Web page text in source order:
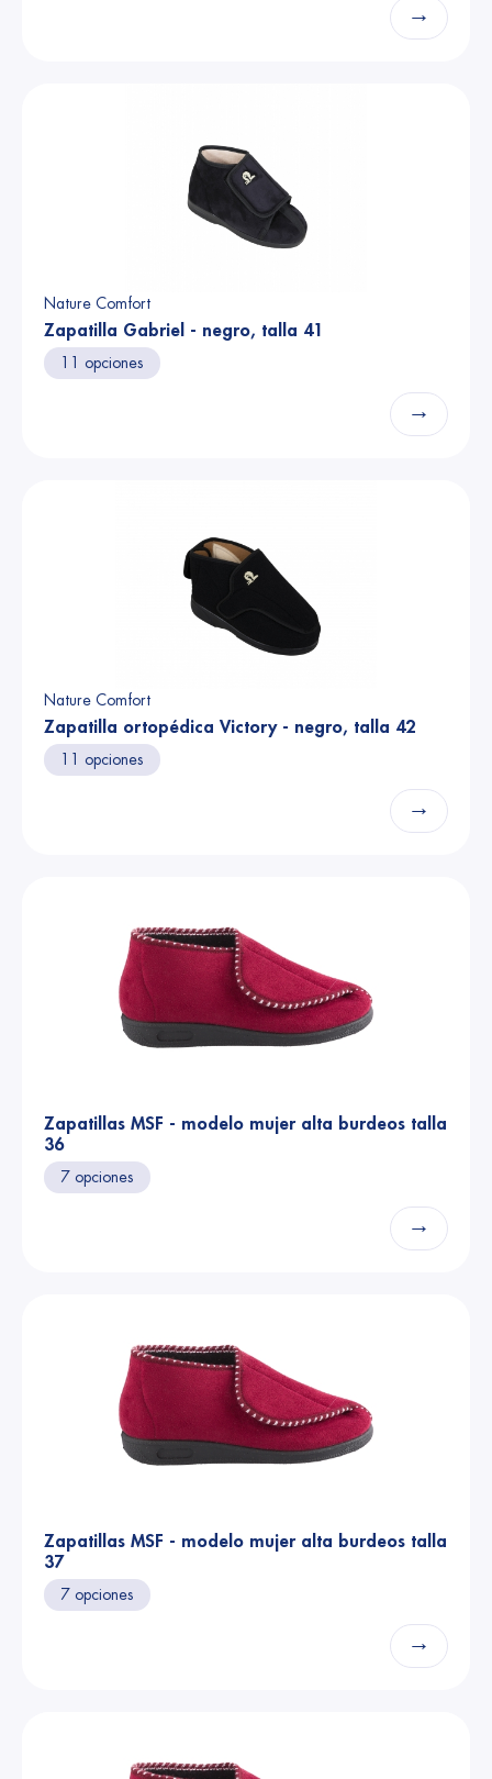
→
Nature Comfort
Zapatilla Gabriel - negro, talla 41
11 opciones
→
Nature Comfort
Zapatilla ortopédica Victory - negro, talla 42
11 opciones
→
Zapatillas MSF - modelo mujer alta burdeos talla
36
7 opciones
→
Zapatillas MSF - modelo mujer alta burdeos talla
37
7 opciones
→